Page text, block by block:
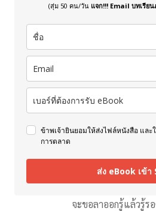
(สุ่ม 50 คน/วัน แจก!!! Email บทเรีย
ข้าพเจ้ายินยอมให้ส่งไฟล์หนังสือ และ
การตลาด
ส่ง eBook เข้า
จะขอลาออกรู้แล้วรู้ร